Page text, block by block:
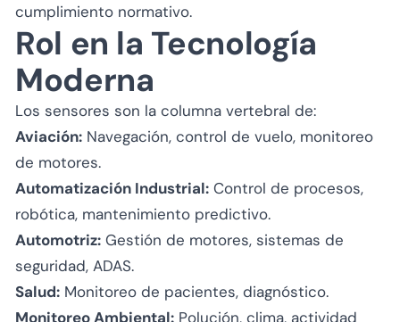
cumplimiento normativo.
Rol en la Tecnología
Moderna
Los sensores son la columna vertebral de:
Aviación: Navegación, control de vuelo, monitoreo
de motores.
Automatización Industrial: Control de procesos,
robótica, mantenimiento predictivo.
Automotriz: Gestión de motores, sistemas de
seguridad, ADAS.
Salud: Monitoreo de pacientes, diagnóstico.
Monitoreo Ambiental: Polución, clima, actividad